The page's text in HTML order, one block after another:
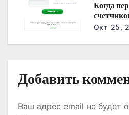
я
Когда
Окт 25,
Добавить
Ваш адрес email не будет